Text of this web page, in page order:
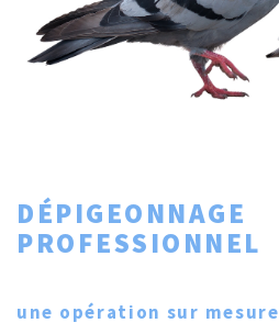
DÉPIGEONNAGE
PROFESSIONNEL
une opération sur mesure